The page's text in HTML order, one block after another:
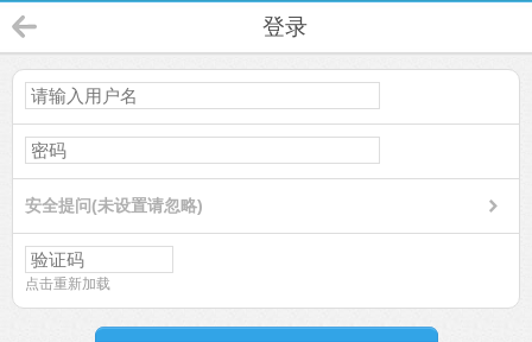
登录
安全提问(未设置请忽略)
点击重新加载